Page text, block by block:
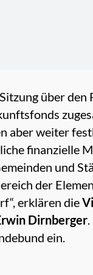
über
aber weiter
finanzielle
und
der
erklären die
Dirnberger
ein.